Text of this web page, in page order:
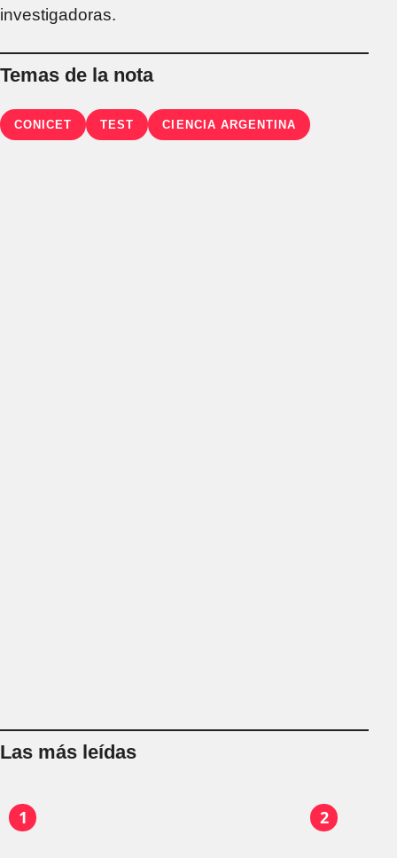
investigadoras.
Temas de la nota
CONICET TEST CIENCIA ARGENTINA
Las más leídas
1 2